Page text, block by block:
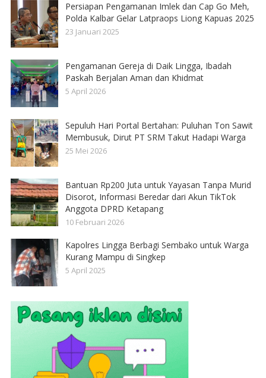
Persiapan Pengamanan Imlek dan Cap Go Meh,
Polda Kalbar Gelar Latpraops Liong Kapuas 2025
23 Januari 2025
Pengamanan Gereja di Daik Lingga, Ibadah
Paskah Berjalan Aman dan Khidmat
5 April 2026
Sepuluh Hari Portal Bertahan: Puluhan Ton Sawit
Membusuk, Dirut PT SRM Takut Hadapi Warga
25 Mei 2026
Bantuan Rp200 Juta untuk Yayasan Tanpa Murid
Disorot, Informasi Beredar dari Akun TikTok
Anggota DPRD Ketapang
10 Februari 2026
Kapolres Lingga Berbagi Sembako untuk Warga
Kurang Mampu di Singkep
5 April 2025